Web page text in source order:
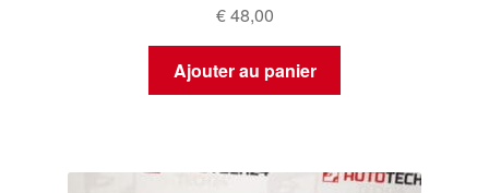
€48,00
Ajouter au panier